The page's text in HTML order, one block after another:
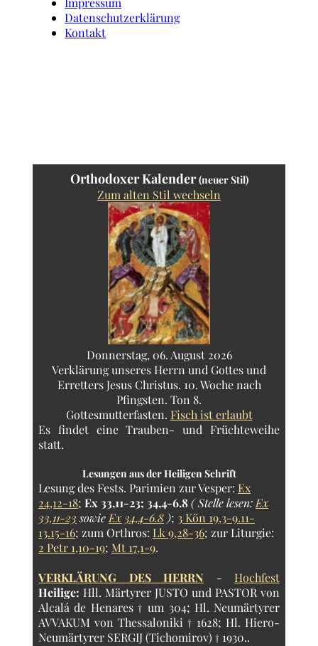
Datenschutzerklärung
Kontakt
Orthodoxer Kalender(neuer Stil)
Zum alten Stil wechseln
Donnerstag, 06. August 2026
Verklärung unseres Herrn und Gottes und
Erretters Jesus Christus. 10. Woche nach
Pfingsten. Ton 8.
Gottesmutterfasten. Fisch ist erlaubt
Es findet eine Trauben- und Früchteweihe
statt.
Lesungen aus der Heiligen Schrift
Lesung des Fests. Parimien zur Vesper: Ex
24,12-18; Ex 33,11-23; 34,4-6.8( Stelle lesen: Ex
33,11-23sowie Ex 34,4-6.8 ); 3 Kön 19,3-9.11-
13.15-16; zum Orthros: Lk 9,28-36; zur Liturgie:
2 Petr 1,10-19; Mt 17,1-9.
VERKLÄRUNG DES HERRN - Hochfest
Heilige: Hll. Märtyrer JUSTO und PASTOR von
Alcalá de Henares † um 304; Hl. Neumärtyrer
AVVAKUM von Thessaloniki † 1628; Hl. Hiero-
Neumärtyrer SERGIJ (Tichomirov) † 1930..